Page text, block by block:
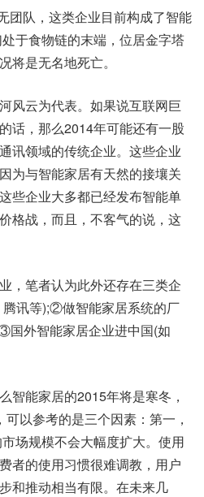
团队，这类企业目前构成了智能
于食物链的末端，位居金字塔
是无名地死亡。
风云为代表。如果说互联网巨
话，那么2014年可能还有一股
讯领域的传统企业。这些企业
为与智能家居有天然的接壤关
些企业大多都已经发布智能单
格战，而且，不客气的说，这
，笔者认为此外还存在三类企
讯等);②做智能家居系统的厂
国外智能家居企业进中国(如
智能家居的2015年将是寒冬，
以参考的是三个因素：第一，
场规模不会大幅度扩大。使用
者的使用习惯很难调教，用户
和推动相当有限。在未来几